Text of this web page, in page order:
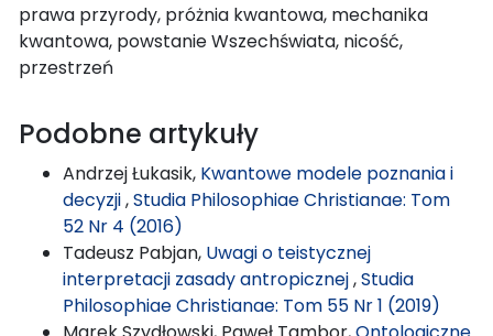
prawa przyrody, próżnia kwantowa, mechanika
kwantowa, powstanie Wszechświata, nicość,
przestrzeń
Podobne artykuły
Andrzej Łukasik, Kwantowe modele poznania i
decyzji,Studia Philosophiae Christianae: Tom
52 Nr 4 (2016)
Tadeusz Pabjan, Uwagi o teistycznej
interpretacji zasady antropicznej,Studia
Philosophiae Christianae: Tom 55 Nr 1 (2019)